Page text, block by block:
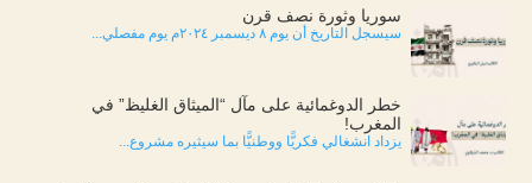
سوريا وثورة نصف قرن
سيسجل التاريخ أن يوم ٨ ديسمبر ٢٠٢٤م يوم مفصلي...
خطر الدوغمائية على مآل “الميثاق الغليظ” في
المغرب!
يزداد انشغالي فكريًّا ووطنيًّا بما سيثيره مشروع...